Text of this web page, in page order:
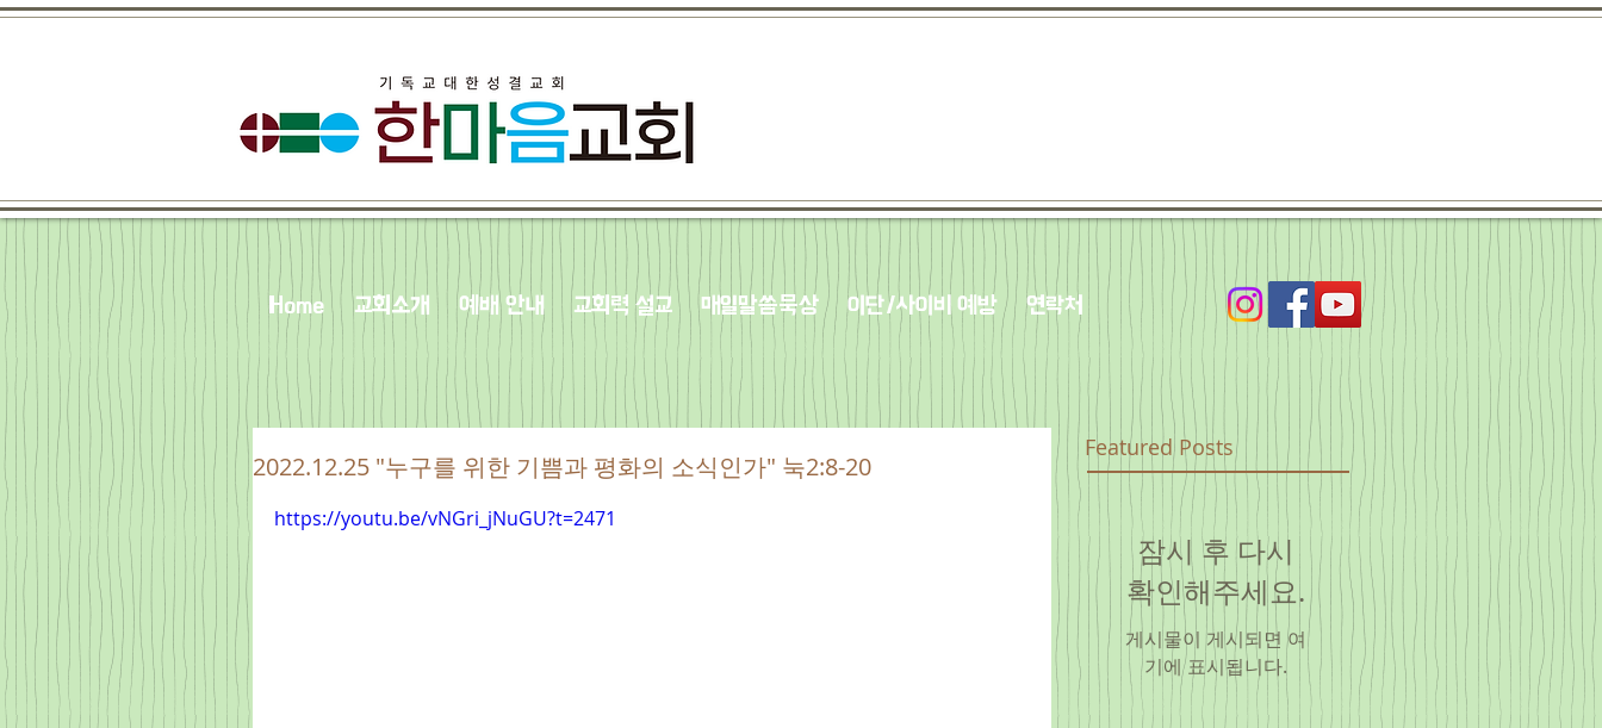
Home 교회소개 예배 안내 교회력 설교 매일말씀묵상 이단/사이비 예방 연락처
2022.12.25 "누구를 위한 기쁨과 평화의 소식인가" 눅2:8-20
https://youtu.be/vNGri_jNuGU?t=2471
Featured Posts
잠시 후 다시
확인해주세요.
게시물이 게시되면 여
기에 표시됩니다.